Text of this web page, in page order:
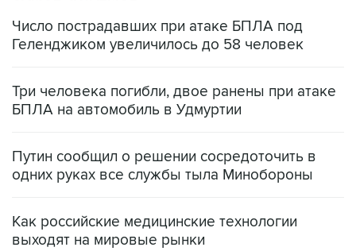
Число пострадавших при атаке БПЛА под
Геленджиком увеличилось до 58 человек
Три человека погибли, двое ранены при атаке
БПЛА на автомобиль в Удмуртии
Путин сообщил о решении сосредоточить в
одних руках все службы тыла Минобороны
Как российские медицинские технологии
выходят на мировые рынки